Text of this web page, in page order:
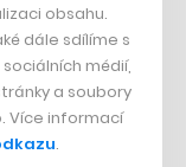
obsahu.
dále sdílíme s
médií,
a soubory
Více informací
.